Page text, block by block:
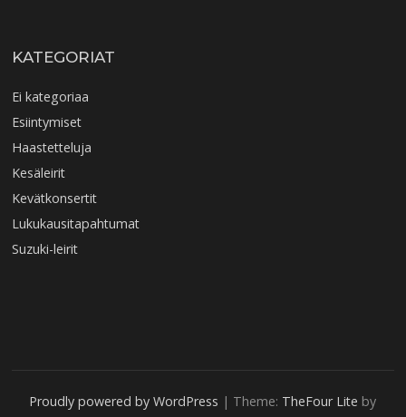
KATEGORIAT
Ei kategoriaa
Esiintymiset
Haastetteluja
Kesäleirit
Kevätkonsertit
Lukukausitapahtumat
Suzuki-leirit
Proudly powered by WordPress | Theme: TheFour Lite by